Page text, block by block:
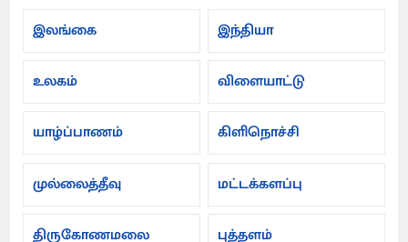
இலங்கை
இந்தியா
உலகம் விளையாட்டு
யாழ்ப்பாணம் கிளிநொச்சி
முல்லைத்தீவு மட்டக்களப்பு
திருகோணமலை புத்தளம்